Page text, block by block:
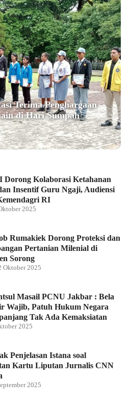
Terima Penghargaan
di Hari Sumpah
Dorong Kolaborasi Ketahanan
Insentif Guru Ngaji, Audiensi
RI
2025
Rumakiek Dorong Proteksi dan
Pertanian Milenial di
Sorong
Oktober 2025
Masail PCNU Jakbar : Bela
Wajib, Patuh Hukum Negara
Tak Ada Kemaksiatan
2025
Penjelasan Istana soal
Kartu Liputan Jurnalis CNN
2025